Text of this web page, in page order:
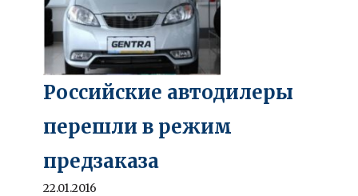
Российские автодилеры
перешли в режим
предзаказа
22.01.2016